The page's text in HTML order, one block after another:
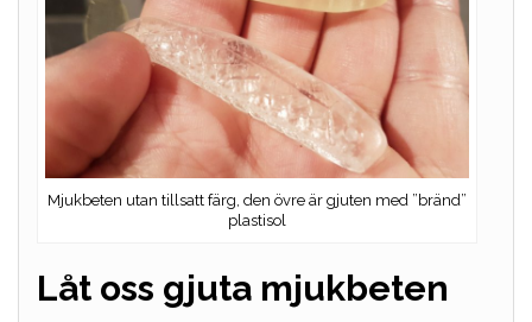
Mjukbeten utan tillsatt färg, den övre är gjuten med ”bränd”
plastisol
Låt oss gjuta mjukbeten